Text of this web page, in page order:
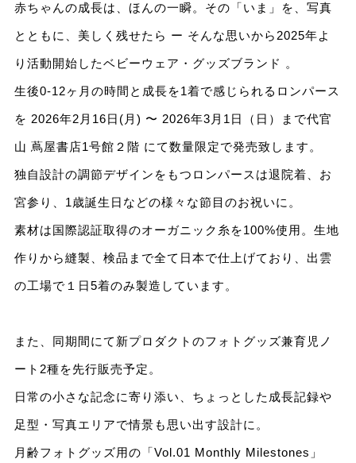
赤ちゃんの成長は、ほんの一瞬。その「いま」を、写真
とともに、美しく残せたら ー そんな思いから2025年よ
り活動開始したベビーウェア・グッズブランド 。
生後0-12ヶ月の時間と成長を1着で感じられるロンパース
を 2026年2月16日(月) 〜 2026年3月1日（日）まで代官
山 蔦屋書店1号館２階 にて数量限定で発売致します。
独自設計の調節デザインをもつロンパースは退院着、お
宮参り、1歳誕生日などの様々な節目のお祝いに。
素材は国際認証取得のオーガニック糸を100%使用。生地
作りから縫製、検品まで全て日本で仕上げており、出雲
の工場で１日5着のみ製造しています。
また、同期間にて新プロダクトのフォトグッズ兼育児ノ
ート2種を先行販売予定。
日常の小さな記念に寄り添い、ちょっとした成長記録や
足型・写真エリアで情景も思い出す設計に。
月齢フォトグッズ用の「Vol.01 Monthly Milestones」